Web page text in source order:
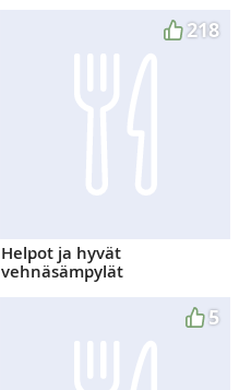
218
Helpot ja hyvät
vehnäsämpylät
5